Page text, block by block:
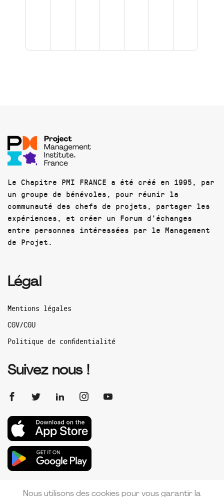
Le Chapitre PMI FRANCE a été créé en 1995, par
un groupe de bénévoles, pour réunir la
communauté des chefs de projets, partager les
expériences, et créer un Forum d'échanges
entre personnes intéressées par le Management
de Projet.
Légal
Mentions légales
CGV/CGU
Politique de confidentialité
Suivez nous !
Nous utilisons des cookies pour vous garantir la